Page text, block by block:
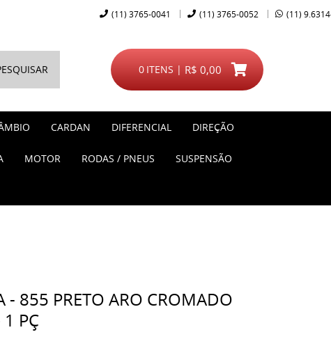
(11) 3765-0041 (11) 3765-0052 (11)
ITENS
0 R$ 0,00
CARDAN DIFERENCIAL DIREÇÃO
MOTOR RODAS / PNEUS SUSPENSÃO
- 855 PRETO ARO CROMADO
1 PÇ